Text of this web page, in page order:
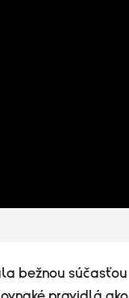
bežnou súčasťou